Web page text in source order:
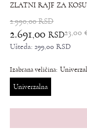
ZLATNI RAJF ZA KOSU
2.990,00RSD
2.691,00 RSD23,00
Ušteda: 299,00 RSD
Izabrana veličina:
Univerzalna